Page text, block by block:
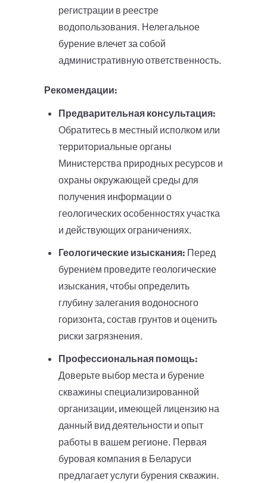
регистрации в реестре
водопользования. Нелегальное
бурение влечет за собой
административную ответственность.
Рекомендации:
Предварительная консультация:
Обратитесь в местный исполком или
территориальные органы
Министерства природных ресурсов и
охраны окружающей среды для
получения информации о
геологических особенностях участка
и действующих ограничениях.
Геологические изыскания: Перед
бурением проведите геологические
изыскания, чтобы определить
глубину залегания водоносного
горизонта, состав грунтов и оценить
риски загрязнения.
Профессиональная помощь:
Доверьте выбор места и бурение
скважины специализированной
организации, имеющей лицензию на
данный вид деятельности и опыт
работы в вашем регионе. Первая
буровая компания в Беларуси
предлагает услуги бурения скважин.